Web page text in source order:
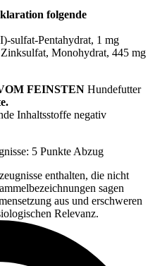
folgende
sulfat-Pentahydrat, 1 mg
Monohydrat, 445 mg
FEINSTEN Hundefutter
Inhaltsstoffe negativ
5 Punkte Abzug
enthalten, die nicht
sagen
aus und erschweren
Relevanz.